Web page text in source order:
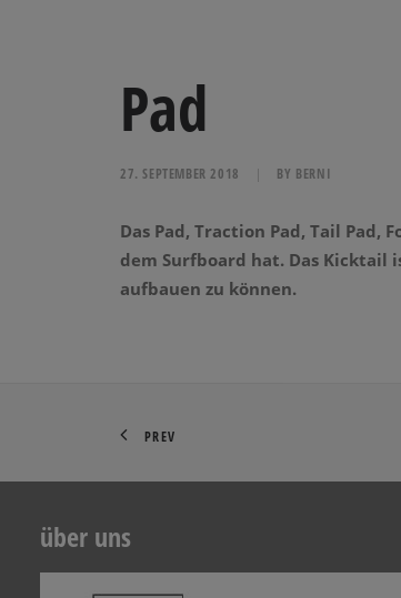
Pad
27. SEPTEMBER 2018 | BY BERNI
Das Pad, Traction Pad, Tail
dem Surfboard hat. Das Kicktail
aufbauen zu können.
PREV
über uns